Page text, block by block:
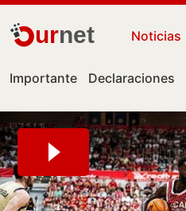
urnet Noticias
Importante Declaraciones